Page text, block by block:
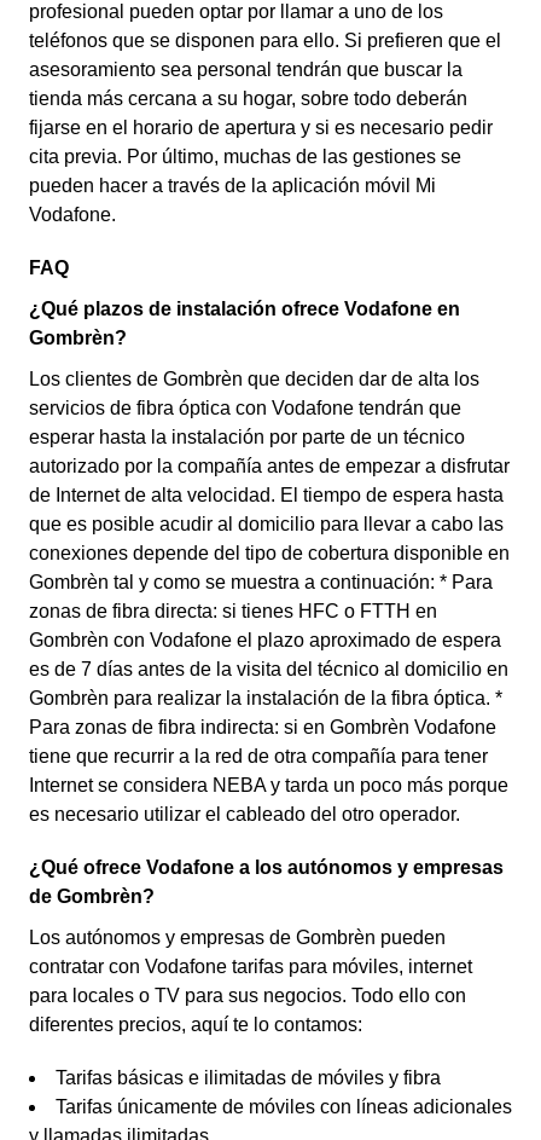
profesional pueden optar por llamar a uno de los
teléfonos que se disponen para ello. Si prefieren que el
asesoramiento sea personal tendrán que buscar la
tienda más cercana a su hogar, sobre todo deberán
fijarse en el horario de apertura y si es necesario pedir
cita previa. Por último, muchas de las gestiones se
pueden hacer a través de la aplicación móvil Mi
Vodafone.
FAQ
¿Qué plazos de instalación ofrece Vodafone en
Gombrèn?
Los clientes de Gombrèn que deciden dar de alta los
servicios de fibra óptica con Vodafone tendrán que
esperar hasta la instalación por parte de un técnico
autorizado por la compañía antes de empezar a disfrutar
de Internet de alta velocidad. El tiempo de espera hasta
que es posible acudir al domicilio para llevar a cabo las
conexiones depende del tipo de cobertura disponible en
Gombrèn tal y como se muestra a continuación: * Para
zonas de fibra directa: si tienes HFC o FTTH en
Gombrèn con Vodafone el plazo aproximado de espera
es de 7 días antes de la visita del técnico al domicilio en
Gombrèn para realizar la instalación de la fibra óptica. *
Para zonas de fibra indirecta: si en Gombrèn Vodafone
tiene que recurrir a la red de otra compañía para tener
Internet se considera NEBA y tarda un poco más porque
es necesario utilizar el cableado del otro operador.
¿Qué ofrece Vodafone a los autónomos y empresas
de Gombrèn?
Los autónomos y empresas de Gombrèn pueden
contratar con Vodafone tarifas para móviles, internet
para locales o TV para sus negocios. Todo ello con
diferentes precios, aquí te lo contamos:
Tarifas básicas e ilimitadas de móviles y fibra
Tarifas únicamente de móviles con líneas adicionales
y llamadas ilimitadas